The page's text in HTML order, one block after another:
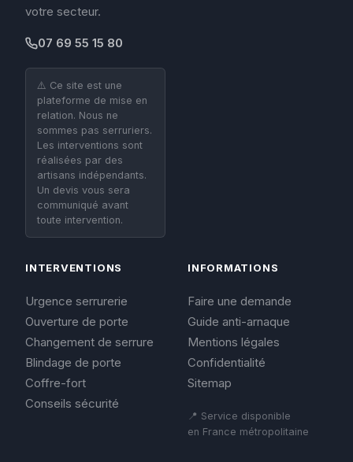
votre secteur.
07 69 55 15 80
⚠️ Ce site est une
plateforme de mise en
relation. Nous ne
sommes pas serruriers.
Les interventions sont
réalisées par des
artisans indépendants.
Un devis vous sera
communiqué avant
toute intervention.
INTERVENTIONS
Urgence serrurerie
Ouverture de porte
Changement de serrure
Blindage de porte
Coffre-fort
Conseils sécurité
INFORMATIONS
Faire une demande
Guide anti-arnaque
Mentions légales
Confidentialité
Sitemap
📍 Service disponible
en France métropolitaine